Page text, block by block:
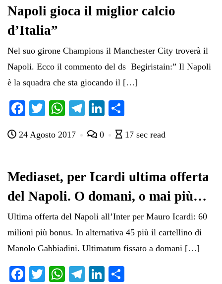
Napoli gioca il miglior calcio
d’Italia”
Nel suo girone Champions il Manchester City troverà il
Napoli. Ecco il commento del ds Begiristain:” Il Napoli
è la squadra che sta giocando il […]
Fa
bo
T
tte
W
ts
pp
Te
gr
m
Li
ed di
di
24 Agosto 2017 0 17 sec read
Mediaset, per Icardi ultima offerta
del Napoli. O domani, o mai più…
​Ultima offerta del Napoli all’Inter per Mauro Icardi: 60
milioni più bonus. In alternativa 45 più il cartellino di
Manolo Gabbiadini. Ultimatum fissato a domani […]
Fa T
W
Te
Li